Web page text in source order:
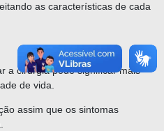
as características de cada
a cirurgia pode significar mais
de vida.
assim que os sintomas